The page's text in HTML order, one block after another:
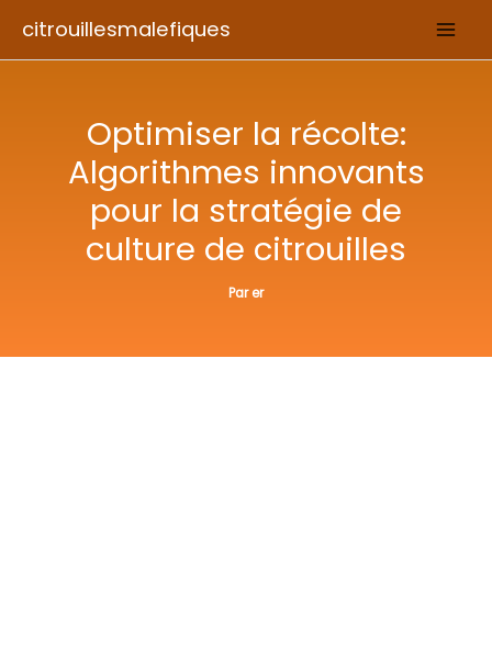
citrouillesmalefiques
Optimiser la récolte:
Algorithmes innovants
pour la stratégie de
culture de citrouilles
Parer